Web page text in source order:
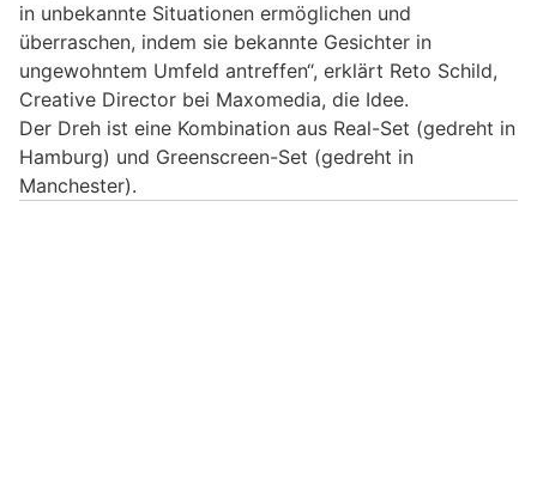
in unbekannte Situationen ermöglichen und
überraschen, indem sie bekannte Gesichter in
ungewohntem Umfeld antreffen“, erklärt Reto Schild,
Creative Director bei Maxomedia, die Idee.
Der Dreh ist eine Kombination aus Real-Set (gedreht in
Hamburg) und Greenscreen-Set (gedreht in
Manchester).